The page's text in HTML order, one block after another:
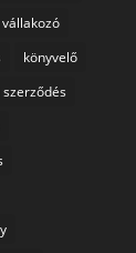
vállakozó
könyvelő